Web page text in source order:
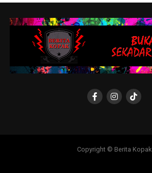
Copyright © Berita Kopak